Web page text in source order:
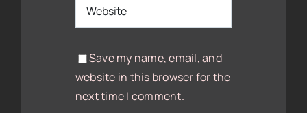
Save my name, email, and
website in this browser for the
next time I comment.